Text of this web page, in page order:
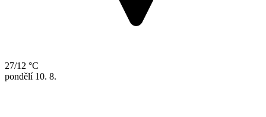
27/12 °C
pondělí 10. 8.